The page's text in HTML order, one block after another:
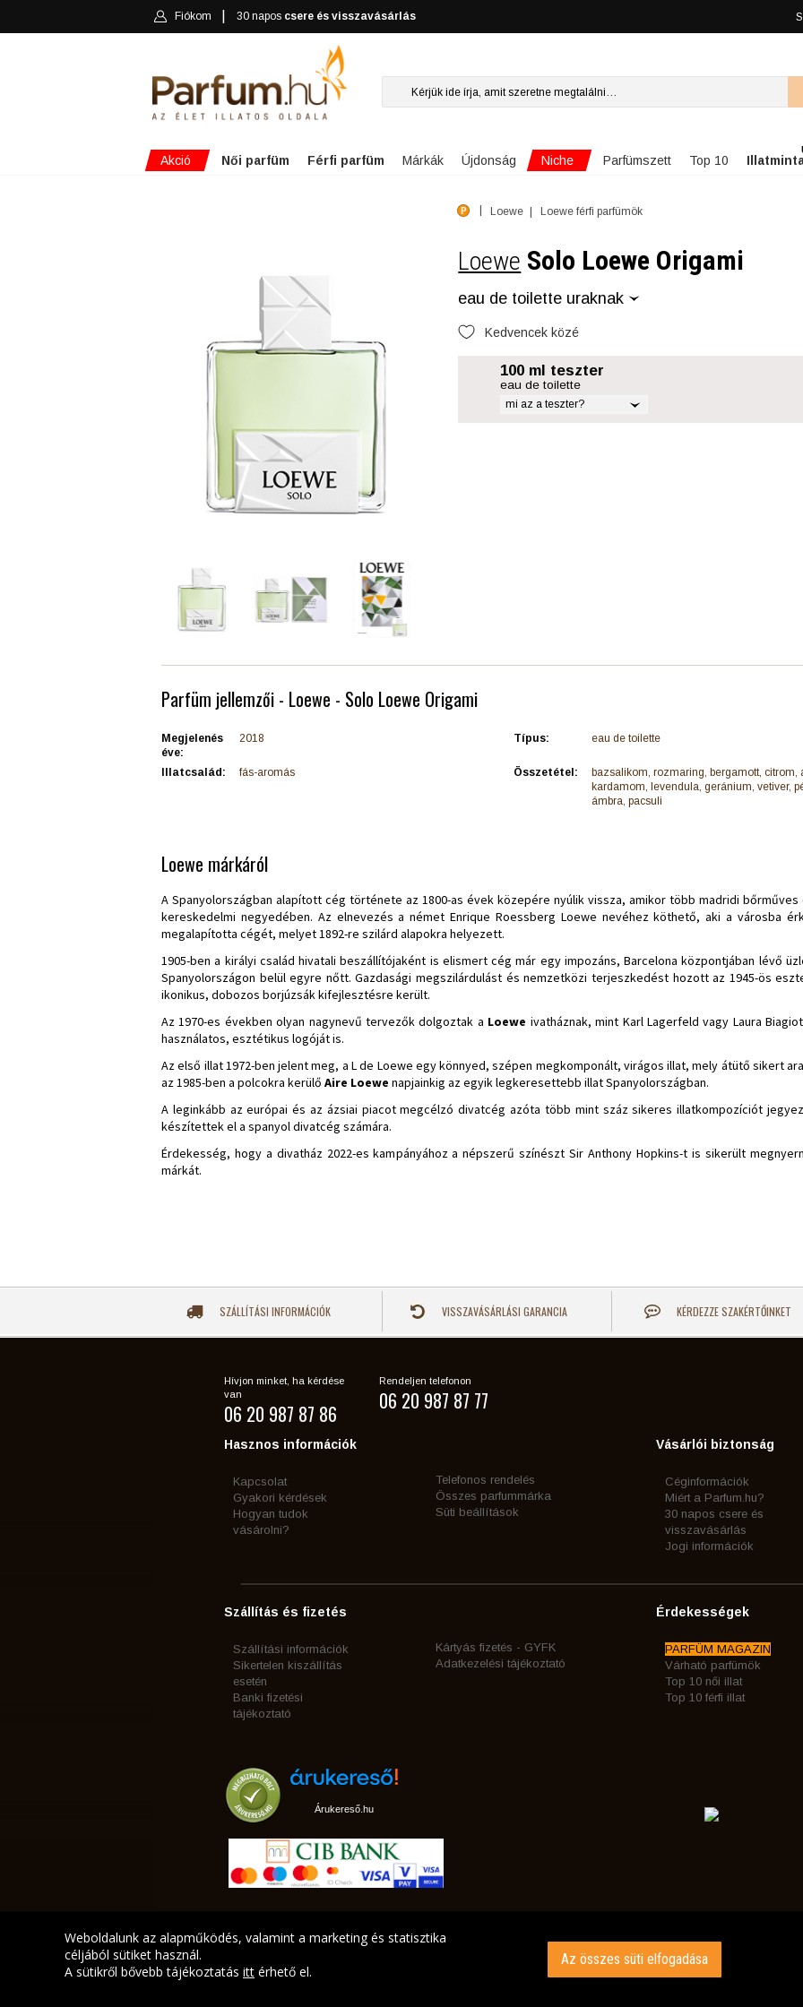
Fiókom 30 napos csere és visszavásárlás
Akció Női parfüm Férfi parfüm Márkák Újdonság Niche Parfümszett Top 10
Loewe Loewe férfi parfümök
Loewe Solo Loewe Origami
eau de toilette uraknak
Kedvencek közé
100 ml teszter
eau de toilette
mi az a teszter?
Parfüm jellemzői - Loewe - Solo Loewe Origami
Megjelenés
éve:
2018 Típus: eau de toilette
Illatcsalád: fás-aromás Összetétel:
bazsalikom, rozmaring, bergamott, citrom,
kardamom, levendula, geránium, vetiver,
ámbra, pacsuli
Loewe márkáról
A Spanyolországban alapított cég története az 1800-as évek közepére nyúlik vissza, amikor több madridi
kereskedelmi negyedében. Az elnevezés a német Enrique Roessberg Loewe nevéhez köthető, aki a városba
megalapította cégét, melyet 1892-re szilárd alapokra helyezett.
1905-ben a királyi család hivatali beszállítójaként is elismert cég már egy impozáns, Barcelona központjában lévő
Spanyolországon belül egyre nőtt. Gazdasági megszilárdulást és nemzetközi terjeszkedést hozott az 1945-ös
ikonikus, dobozos borjúzsák kifejlesztésre került.
Az 1970-es években olyan nagynevű tervezők dolgoztak a Loewe ivatháznak, mint Karl Lagerfeld vagy Laura
használatos, esztétikus logóját is.
Az első illat 1972-ben jelent meg, a L de Loewe egy könnyed, szépen megkomponált, virágos illat, mely átütő sikert
az 1985-ben a polcokra kerülő Aire Loewe napjainkig az egyik legkeresettebb illat Spanyolországban.
A leginkább az európai és az ázsiai piacot megcélzó divatcég azóta több mint száz sikeres illatkompozíciót
készítettek el a spanyol divatcég számára.
Érdekesség, hogy a divatház 2022-es kampányához a népszerű színészt Sir Anthony Hopkins-t is sikerült
márkát.
SZÁLLÍTÁSI INFORMÁCIÓK VISSZAVÁSÁRLÁSI GARANCIA KÉRDEZZE SZAKÉRTŐINKET
Hívjon minket, ha kérdése
van
06 20 987 87 86
Rendeljen telefonon
06 20 987 87 77
Hasznos információk
Kapcsolat
Gyakori kérdések
Hogyan tudok
vásárolni?
Telefonos rendelés
Összes parfummárka
Süti beállítások
Vásárlói biztonság
Céginformációk
Miért a Parfum.hu?
30 napos csere és
visszavásárlás
Jogi információk
Szállítás és fizetés
Szállítási információk
Sikertelen kiszállítás
esetén
Banki fizetési
tájékoztató
Kártyás fizetés - GYFK
Adatkezelési tájékoztató
Érdekességek
PARFÜM MAGAZIN
Várható parfümök
Top 10 női illat
Top 10 férfi illat
Árukereső.hu
Weboldalunk az alapműködés, valamint a marketing és statisztika
céljából sütiket használ.
A sütikről bővebb tájékoztatás itt érhető el.
Az összes süti elfogadása